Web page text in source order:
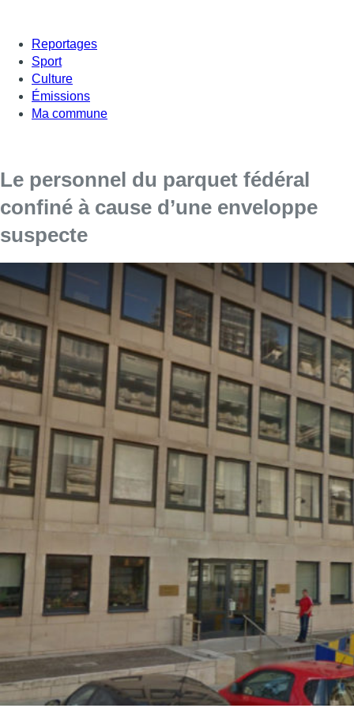
Reportages
Sport
Culture
Émissions
Ma commune
Le personnel du parquet fédéral
confiné à cause d’une enveloppe
suspecte